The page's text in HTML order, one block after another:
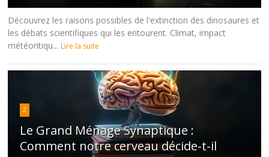
Découvrez les raisons possibles de l'extinction des dinosaures et
les débats scientifiques qui les entourent. Climat, impact
météoritiqu... Lire la suite
2
Le Grand Ménage Synaptique :
Comment notre cerveau décide-t-il